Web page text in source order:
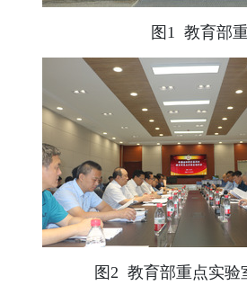
图1 教育部
图2 教育部重点实验